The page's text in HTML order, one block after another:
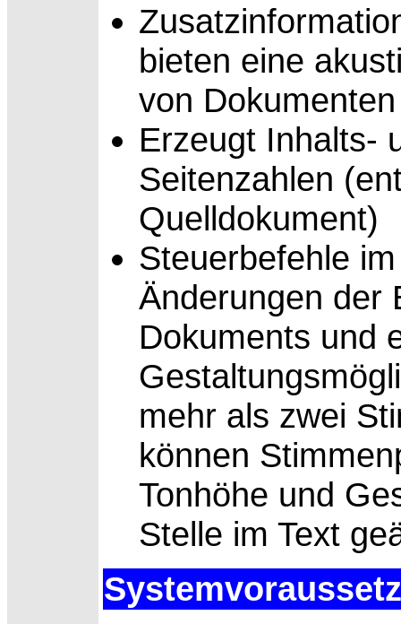
bieten eine
von Dokumenten
Erzeugt Inhalts-
Seitenzahlen
Quelldokument)
Steuerbefehle
Änderungen der
Dokuments und
mehr als zwei
können
Tonhöhe und
Stelle im Text